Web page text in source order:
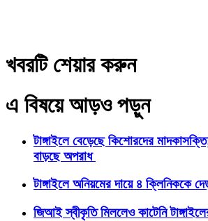
খবরটি শেয়ার করুন
এ বিষয়ে আড়ও পড়ুন
টাঙ্গাইলে বেড়েছে কিশোরদের
বাড়ছে অপরাধ
টাঙ্গাইলে অনিয়মের দায়ে ৪ ক্লিনিককে
জিআই স্বীকৃতি মিললেও কাটেনি